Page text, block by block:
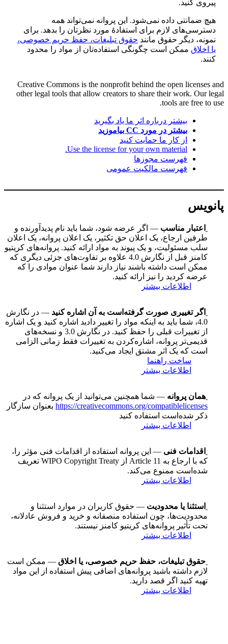
پیروی کنید.
هیچ ضمانتی داده نمی‌شود. این پروانه نمی‌تواند همه
دسترسی‌های لازم برای استفادهٔ مورد نظرتان را بدهد. برای
نمونه، دیگر حقوق مانند حقوق تبلیغات، حفظ حریم خصوصی،
یا اخلاق ممکن است چگونگی استفاده‌تان از مواد را محدود
کنند.
Creative Commons is the nonprofit behind the open licenses and
other legal tools that allow creators to share their work. Our legal
tools are free to use.
بیشتر درباره اثر ما یاد بگیرید
بیشتر در مورد CC بیاموزید
از کار ما حمایت کنید
Use the license for your own material.
فهرست مجوزها
فهرست مالکیت عمومی
پانویس
اعتبار مناسب — اگر عرضه شود، شما باید نام پدیدآورنده و
طرفین ارجاع، یک اعلان حق تکثیر، یک اعلان پروانه، یک اعلان
سلب مسئولیت، و یک پیوند به مواد ارائه کنید. پروانه‌های کریتیو
کامنز قبل از نگارش 4.0 علاوه بر تفاوت‌های جزئی دیگری که
ممکن است داشته باشند نیاز دارند شما عنوان موادی را که
عرضه کردید را نیز ارائه کنید.
اطلاعات بیشتر
اگر تغییری صورت گرفته‌است به آن اشاره کنید — در نگارش
4.0، شما باید به اینکه مواد را تغییر دادید اشاره کنید و یک اشاره
از تغییرات قبلی را حفظ کنید. در نگارش 3.0 و نسخه‌های
قدیمی‌تر پروانه، اشاره‌کردن به تغییرات فقط زمانی الزامی
است که یک اثر مشتق ایجاد می‌کنید.
ساخت راهنما
اطلاعات بیشتر
همان پروانه — شما همچنین می‌توانید از یک پروانه که در
https://creativecommons.org/compatiblelicenses بعنوان سازگار
ذکر شده‌است استفاده کنید
اطلاعات بیشتر
اقدامات فنی — این پروانه استفاده از اقدامات فنی مؤثر را،
که با ارجاع به Article 11 از WIPO Copyright Treaty تعریف
شده‌است ممنوع می‌کند.
اطلاعات بیشتر
استثنا یا محدودیت — حقوق کاربران در موارد استثنا و
محدودیت‌ها، چون استفاده منصفانه و خرید و فروش عادلانه،
تحت تأثیر پروانه‌های کریتیو کامنز نیستند.
اطلاعات بیشتر
حقوق تبلیغات، حفظ حریم خصوصی، یا اخلاق — ممکن است
لازم داشته باشید پروانه‌های اضافی پیش استفاده از این مواد
تهیه کنید اگر قصد دارید.
اطلاعات بیشتر